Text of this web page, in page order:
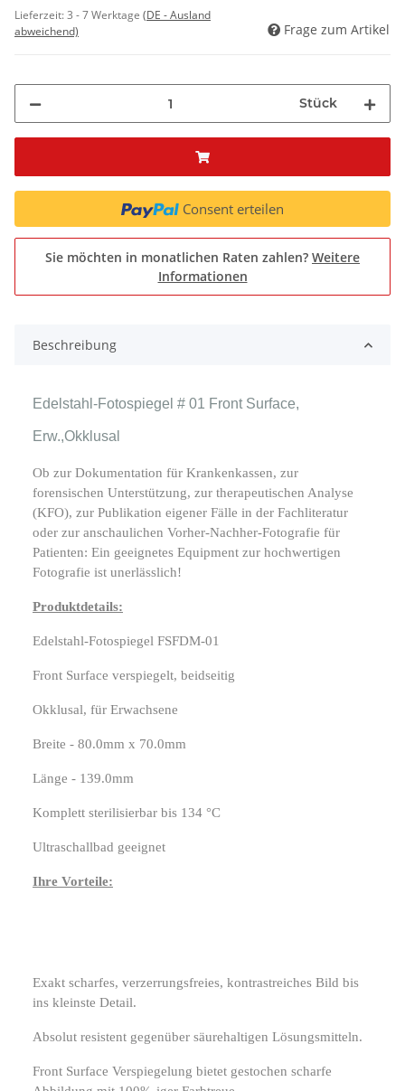
Lieferzeit:3 - 7 Werktage (DE - Ausland
abweichend)
Frage zum Artikel
Stück
Consent erteilen
Sie möchten in monatlichen Raten zahlen? Weitere
Informationen
Beschreibung
Edelstahl-Fotospiegel # 01 Front Surface,
Erw.,Okklusal
Ob zur Dokumentation für Krankenkassen, zur
forensischen Unterstützung, zur therapeutischen Analyse
(KFO), zur Publikation eigener Fälle in der Fachliteratur
oder zur anschaulichen Vorher-Nachher-Fotografie für
Patienten: Ein geeignetes Equipment zur hochwertigen
Fotografie ist unerlässlich!
Produktdetails:
Edelstahl-Fotospiegel FSFDM-01
Front Surface verspiegelt, beidseitig
Okklusal, für Erwachsene
Breite - 80.0mm x 70.0mm
Länge - 139.0mm
Komplett sterilisierbar bis 134 °C
Ultraschallbad geeignet
Ihre Vorteile:
Exakt scharfes, verzerrungsfreies, kontrastreiches Bild bis
ins kleinste Detail.
Absolut resistent gegenüber säurehaltigen Lösungsmitteln.
Front Surface Verspiegelung bietet gestochen scharfe